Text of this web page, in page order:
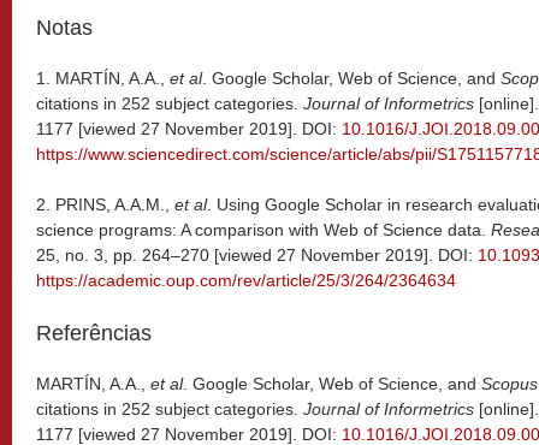
Notas
1. MARTÍN, A.A., et al. Google Scholar, Web of Science, and
citations in 252 subject categories. Journal of Informetrics
1177 [viewed 27 November 2019]. DOI: 10.1016/
https://www.sciencedirect.com/science/article/abs/pii/
2. PRINS, A.A.M., et al. Using Google Scholar in research
science programs: A comparison with Web of Science data.
25, no. 3, pp. 264–270 [viewed 27 November 2019]. DOI:
https://academic.oup.com/rev/article/25/3/264/2364634
Referências
MARTÍN, A.A., et al. Google Scholar, Web of Science, and Scopus
citations in 252 subject categories. Journal of Informetrics
1177 [viewed 27 November 2019]. DOI: 10.1016/